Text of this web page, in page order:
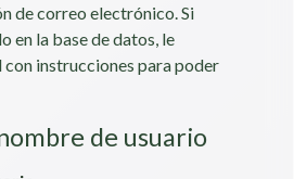
de correo electrónico. Si
en la base de datos, le
con instrucciones para poder
de usuario
de usuario